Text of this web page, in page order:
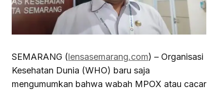
SEMARANG (lensasemarang.com) – Organisasi
Kesehatan Dunia (WHO) baru saja
mengumumkan bahwa wabah MPOX atau cacar